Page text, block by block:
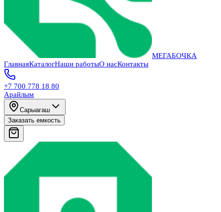
МЕГАБОЧКА
ГлавнаяКаталогНаши работыО насКонтакты
+7 700 778 18 80
Арайлым
Сарыагаш
Заказать емкость